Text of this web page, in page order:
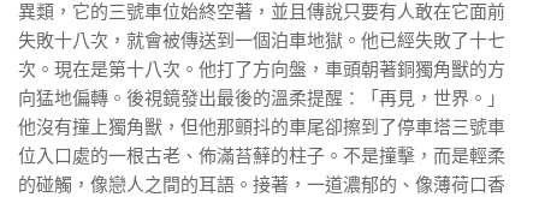
異類，它的三號車位始終空著，並且傳說只要有人敢在它面前
失敗十八次，就會被傳送到一個泊車地獄。他已經失敗了十七
次。現在是第十八次。他打了方向盤，車頭朝著銅獨角獸的方
向猛地偏轉。後視鏡發出最後的溫柔提醒：「再見，世界。」
他沒有撞上獨角獸，但他那顫抖的車尾卻擦到了停車塔三號車
位入口處的一根古老、佈滿苔蘚的柱子。不是撞擊，而是輕柔
的碰觸，像戀人之間的耳語。接著，一道濃郁的、像薄荷口香